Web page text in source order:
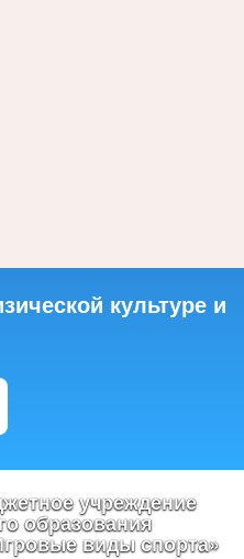
культуре и
учреждение
образования
виды спорта»